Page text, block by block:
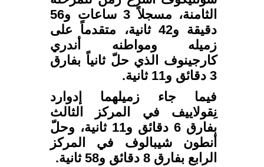
الثامنة، مسجلاً 3 ساعات و56
دقيقة و42 ثانية، متقدماً على
زميله ومواطنه أندري
كارجينوف الذي حلّ ثانياً بفارق
3 دقائق و11 ثانية.
فيما جاء زميلهما إدوارد
نِقولاييف في المركز الثالث
بفارق 6 دقائق و11 ثانية، وحلّ
أنطون شيبالوف في المركز
الرابع بفارق 8 دقائق و58 ثانية.